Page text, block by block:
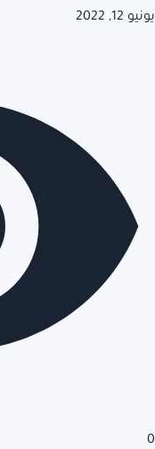
يونيو 12, 2022
0